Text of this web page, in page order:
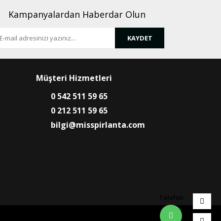
Kampanyalardan Haberdar Olun
KAYDET
Müşteri Hizmetleri
0 542 511 59 65
0 212 511 59 65
bilgi@misspirlanta.com